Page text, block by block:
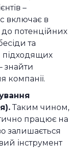
–
включає в
потенційних
та
підходящих
знайти
компанії.
Таким чином,
працює на
залишається
інструмент